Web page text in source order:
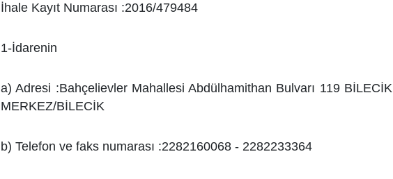
İhale Kayıt Numarası :2016/479484
1-İdarenin
a) Adresi :Bahçelievler Mahallesi Abdülhamithan Bulvarı 119 BİLECİK
MERKEZ/BİLECİK
b) Telefon ve faks numarası :2282160068 - 2282233364